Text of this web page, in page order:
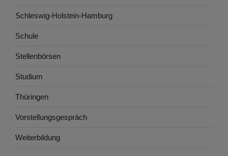
Schleswig-Holstein-Hamburg
Schule
Stellenbörsen
Studium
Thüringen
Vorstellungsgespräch
Weiterbildung